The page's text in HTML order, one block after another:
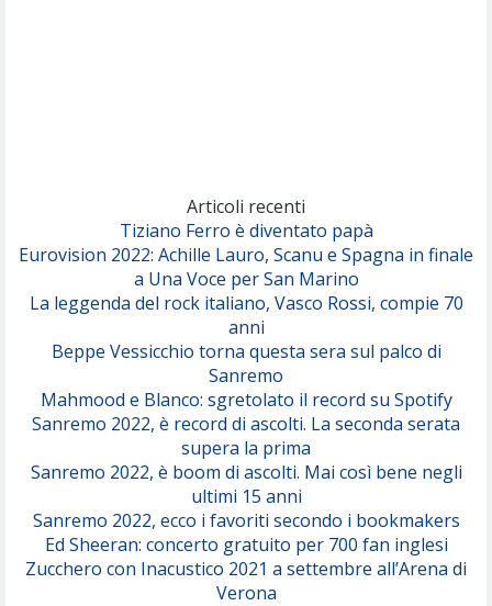
Serenamente
Articoli recenti
Tiziano Ferro è diventato papà
Eurovision 2022: Achille Lauro, Scanu e Spagna in finale
a Una Voce per San Marino
La leggenda del rock italiano, Vasco Rossi, compie 70
anni
Beppe Vessicchio torna questa sera sul palco di
Sanremo
Mahmood e Blanco: sgretolato il record su Spotify
Sanremo 2022, è record di ascolti. La seconda serata
supera la prima
Sanremo 2022, è boom di ascolti. Mai così bene negli
ultimi 15 anni
Sanremo 2022, ecco i favoriti secondo i bookmakers
Ed Sheeran: concerto gratuito per 700 fan inglesi
Zucchero con Inacustico 2021 a settembre all’Arena di
Verona